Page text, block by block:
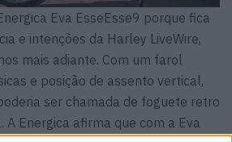
Eva EsseEsse9 porque fica
e intenções da Harley LiveWire,
mais adiante. Com um farol
e posição de assento vertical,
ser chamada de foguete retro
A Energica afirma que com a Eva